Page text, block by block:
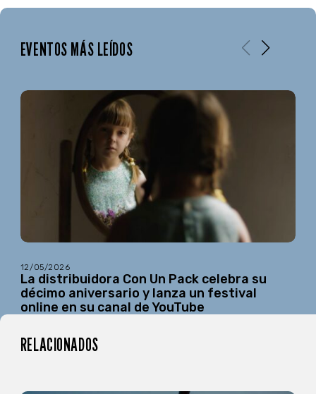
EVENTOS MÁS LEÍDOS
12/05/2026
La distribuidora Con Un Pack celebra su
décimo aniversario y lanza un festival
online en su canal de YouTube
RELACIONADOS